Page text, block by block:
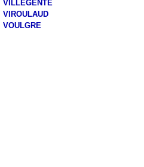
VILLEGENTE
VIROULAUD
VOULGRE